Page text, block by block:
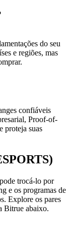
do seu
e regiões, mas
confiáveis
Proof-of-
proteja suas
trocá-lo por
e os programas de
Explore os pares
Bitrue abaixo.